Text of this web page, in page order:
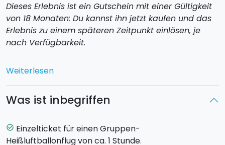
Dieses Erlebnis ist ein Gutschein mit einer Gültigkeit
von 18 Monaten: Du kannst ihn jetzt kaufen und das
Erlebnis zu einem späteren Zeitpunkt einlösen, je
nach Verfügbarkeit.
Aus der Luft genießt du
Heißluftballonflugs am Fuße des Ätna. Gönn dir den
ungewöhnlichen Perspektive:Schweben in der Luft
ist ein einzigartiges Erlebnis, das dir hilft, dem
Weiterlesen
Was ist inbegriffen
task_alt Einzelticket für einen Gruppen-
Heißluftballonflug von ca. 1 Stunde.